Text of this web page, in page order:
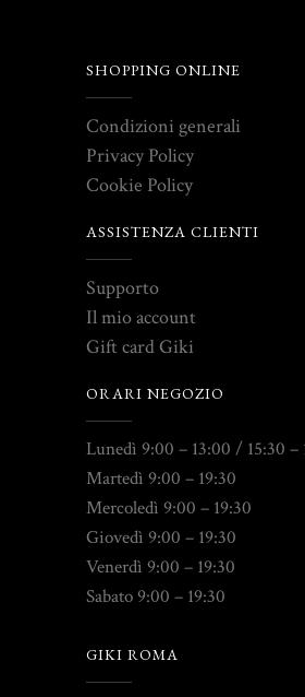
SHOPPING ONLINE
Condizioni generali
Privacy Policy
Cookie Policy
ASSISTENZA CLIENTI
Supporto
Il mio account
Gift card Giki
ORARI NEGOZIO
Lunedì 9:00 – 13:00 / 15:30 –
Martedì 9:00 – 19:30
Mercoledì 9:00 – 19:30
Giovedì 9:00 – 19:30
Venerdì 9:00 – 19:30
Sabato 9:00 – 19:30
GIKI ROMA